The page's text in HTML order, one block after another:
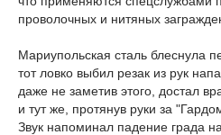
проволочных и нитяных
Мариупольская сталь блеснула
тот ловко выбил резак из рук
даже не заметив этого, достал
и тут же, протянув руки за
Звук напоминал падение града